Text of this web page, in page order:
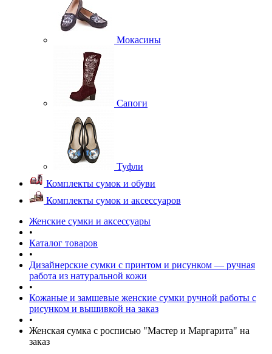
Мокасины
Сапоги
Туфли
Комплекты сумок и обуви
Комплекты сумок и аксессуаров
Женские сумки и аксессуары
•
Каталог товаров
•
Дизайнерские сумки с принтом и рисунком — ручная
работа из натуральной кожи
•
Кожаные и замшевые женские сумки ручной работы с
рисунком и вышивкой на заказ
•
Женская сумка с росписью "Мастер и Маргарита" на
заказ